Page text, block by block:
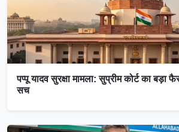
पप्पू यादव सुरक्षा मामला: सुप्रीम कोर्ट का बड़ा
सच